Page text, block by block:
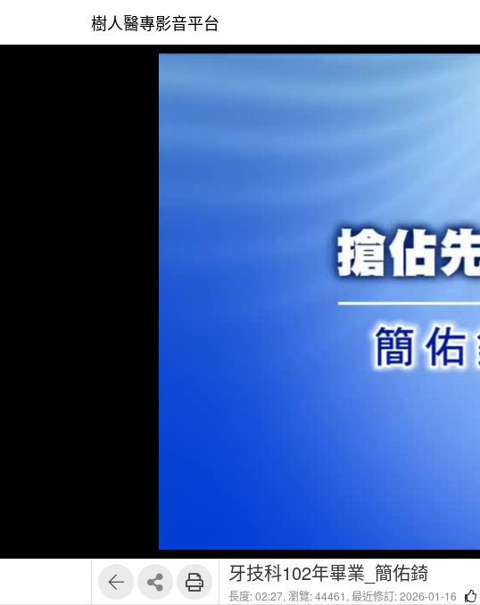
樹人醫專影音平台
牙技科102年畢業_簡佑錡
長度: 02:27, 瀏覽: 44461, 最近修訂: 2026-01-16